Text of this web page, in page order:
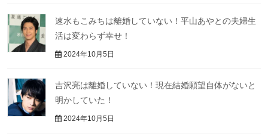
速水もこみちは離婚していない！平山あやとの夫婦生
活は変わらず幸せ！
2024年10月5日
吉沢亮は離婚していない！現在結婚願望自体がないと
明かしていた！
2024年10月5日